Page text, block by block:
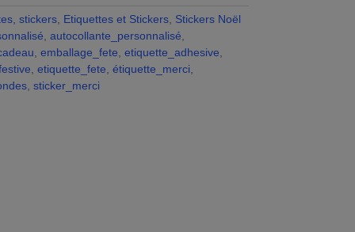
e
r
n
a
t
stickers, Etiquettes et Stickers, Stickers Noël
autocollante_personnalisé
emballage_fete etiquette_adhesive
etiquette_fete étiquette_merci
, sticker_merci